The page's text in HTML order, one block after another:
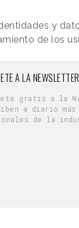
y
de los
A LA
gratis a la
a diario más
de la